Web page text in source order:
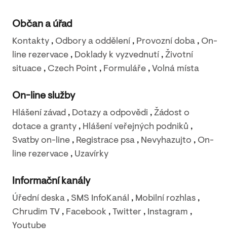
Občan a úřad
Kontakty , Odbory a oddělení , Provozní doba , On-
line rezervace , Doklady k vyzvednutí , Životní
situace , Czech Point , Formuláře , Volná místa
On-line služby
Hlášení závad , Dotazy a odpovědi , Žádost o
dotace a granty , Hlášení veřejných podniků ,
Svatby on-line , Registrace psa , Nevyhazujto , On-
line rezervace , Uzavírky
Informační kanály
Úřední deska , SMS InfoKanál , Mobilní rozhlas ,
Chrudim TV , Facebook , Twitter , Instagram ,
Youtube